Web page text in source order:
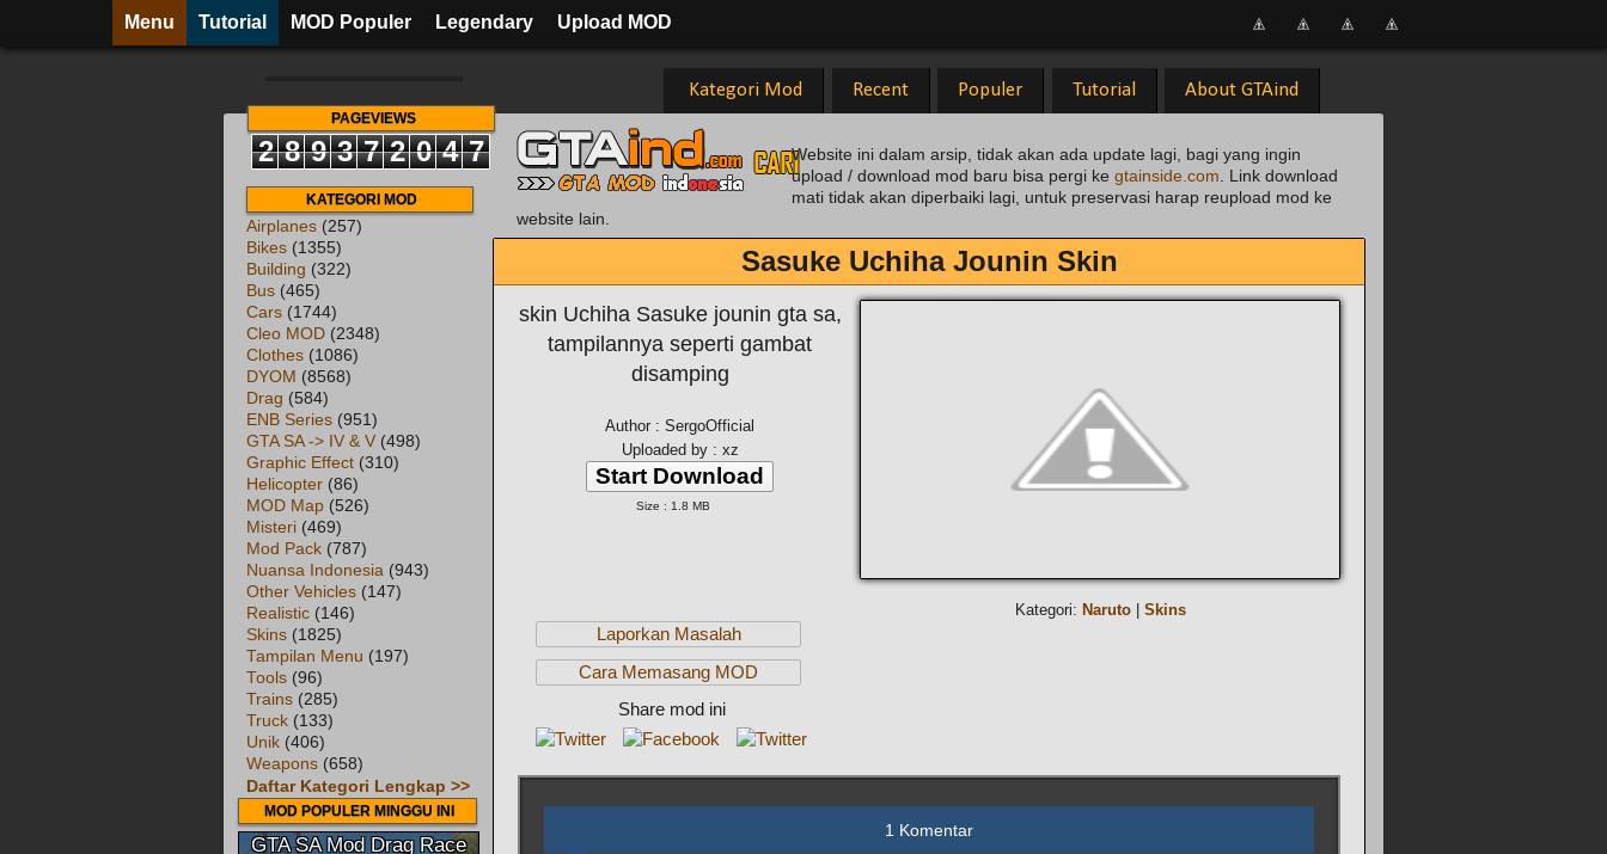
Menu Tutorial MOD Populer Legendary Upload MOD
Kategori Mod Recent Populer Tutorial About GTAind
Website ini dalam arsip, tidak akan ada update lagi, bagi yang ingin
upload / download mod baru bisa pergi ke gtainside.com . Link download
mati tidak akan diperbaiki lagi, untuk preservasi harap reupload mod ke
website lain.
Sasuke Uchiha Jounin Skin
skin Uchiha Sasuke jounin gta sa,
tampilannya seperti gambat
disamping
Author : SergoOfficial
Uploaded by : xz
Start Download
Size : 1.8 MB
Laporkan Masalah
Cara Memasang MOD
Share mod ini
Kategori: Naruto| Skins
1 Komentar
PAGEVIEWS
2 8 9 3 7 2 0 4 7
KATEGORI MOD
Airplanes (257)
Bikes (1355)
Building (322)
Bus (465)
Cars (1744)
Cleo MOD (2348)
Clothes (1086)
DYOM (8568)
Drag (584)
ENB Series (951)
GTA SA -> IV & V (498)
Graphic Effect (310)
Helicopter (86)
MOD Map (526)
Misteri (469)
Mod Pack (787)
Nuansa Indonesia (943)
Other Vehicles (147)
Realistic (146)
Skins (1825)
Tampilan Menu (197)
Tools (96)
Trains (285)
Truck (133)
Unik (406)
Weapons (658)
Daftar Kategori Lengkap >>
MOD POPULER MINGGU INI
GTA SA Mod Drag Race